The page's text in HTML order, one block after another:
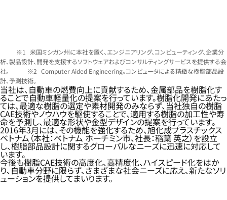
米国ミシガン州に本社を置く、エンジニアリング、コンピューティング、企業分
析、製品設計、開発を支援するソフトウェアおよびコンサルティングサービスを提供する会
社。
Computer Aided Engineering。コンピュータによる精緻な樹脂部品設
計、予測技術。
当社は、自動車の燃費向上に貢献するため、金属部品を樹脂化す
ることで自動車軽量化の提案を行っています。樹脂化開発にあたっ
ては、最適な樹脂の選定や素材開発のみならず、当社独自の樹脂
CAE技術やノウハウを駆使することで、適用する樹脂の加工性や寿
命を予測し、最適な形状や金型デザインの提案を行っています。
2016年3月には、その機能を強化するため、旭化成プラスチックス
ベトナム（本社：ベトナム ホーチミン市、社長：稲葉 英之）を設立
し、樹脂部品設計に関するグローバルなニーズに迅速に対応して
います。
今後も樹脂CAE技術の高度化、高精度化、ハイスピード化をはか
り、自動車分野に限らず、さまざまな社会ニーズに応え、新たなソリ
ューションを提供してまいります。